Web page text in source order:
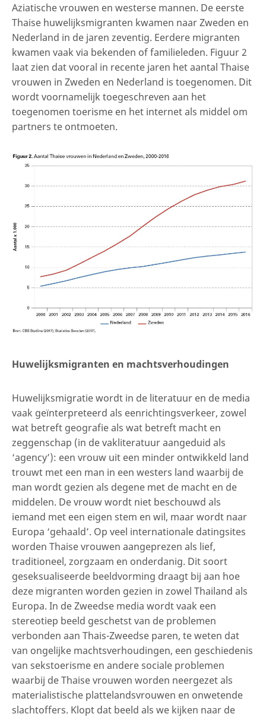
Aziatische vrouwen en westerse mannen. De eerste
Thaise huwelijksmigranten kwamen naar Zweden en
Nederland in de jaren zeventig. Eerdere migranten
kwamen vaak via bekenden of familieleden. Figuur 2
laat zien dat vooral in recente jaren het aantal Thaise
vrouwen in Zweden en Nederland is toegenomen. Dit
wordt voornamelijk toegeschreven aan het
toegenomen toerisme en het internet als middel om
partners te ontmoeten.
Huwelijksmigranten en machtsverhoudingen
Huwelijksmigratie wordt in de literatuur en de media
vaak geïnterpreteerd als eenrichtingsverkeer, zowel
wat betreft geografie als wat betreft macht en
zeggenschap (in de vakliteratuur aangeduid als
‘agency’): een vrouw uit een minder ontwikkeld land
trouwt met een man in een westers land waarbij de
man wordt gezien als degene met de macht en de
middelen. De vrouw wordt niet beschouwd als
iemand met een eigen stem en wil, maar wordt naar
Europa ‘gehaald’. Op veel internationale datingsites
worden Thaise vrouwen aangeprezen als lief,
traditioneel, zorgzaam en onderdanig. Dit soort
geseksualiseerde beeldvorming draagt bij aan hoe
deze migranten worden gezien in zowel Thailand als
Europa. In de Zweedse media wordt vaak een
stereotiep beeld geschetst van de problemen
verbonden aan Thais-Zweedse paren, te weten dat
van ongelijke machtsverhoudingen, een geschiedenis
van sekstoerisme en andere sociale problemen
waarbij de Thaise vrouwen worden neergezet als
materialistische plattelandsvrouwen en onwetende
slachtoffers. Klopt dat beeld als we kijken naar de